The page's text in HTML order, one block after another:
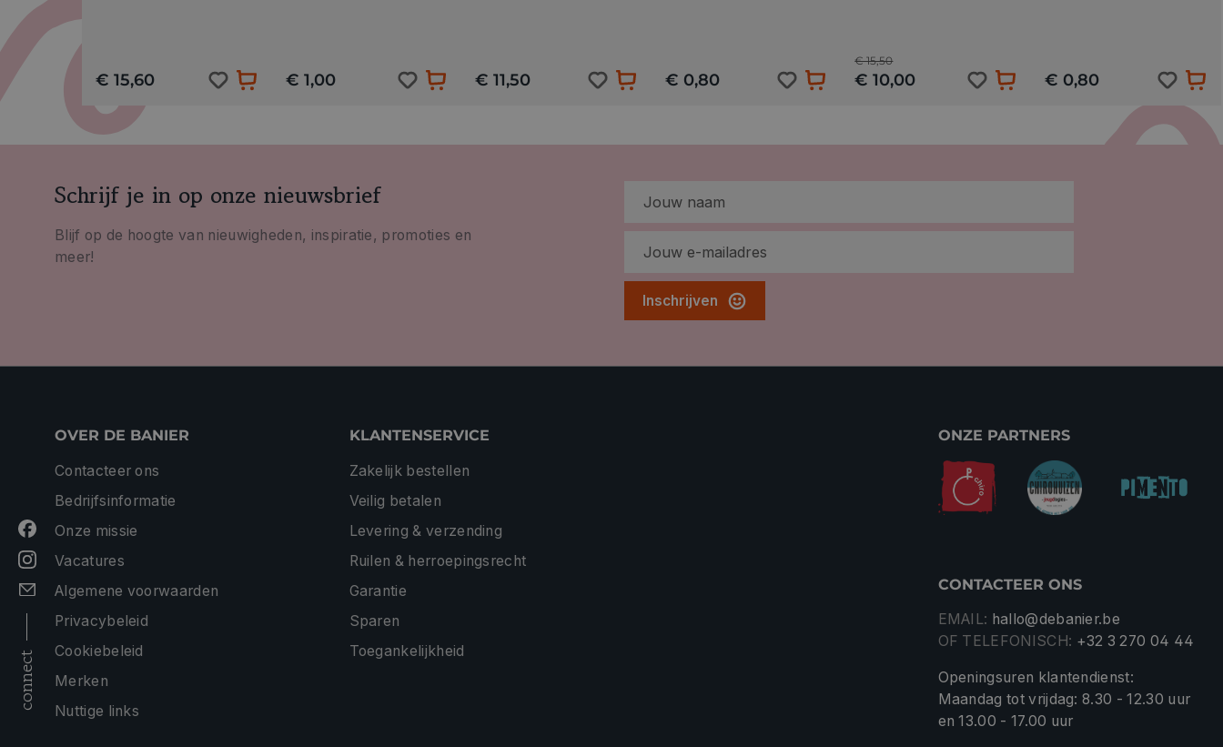
€ 15,60 € 1,00 € 11,50 € 0,80
€ 15,50
€ 10,00 € 0,80
Schrijf je in op onze nieuwsbrief
Blijf op de hoogte van nieuwigheden, inspiratie, promoties en
meer!
Inschrijven
connect
OVER DE BANIER
Contacteer ons
Bedrijfsinformatie
Onze missie
Vacatures
Algemene voorwaarden
Privacybeleid
Cookiebeleid
Merken
Nuttige links
KLANTENSERVICE
Zakelijk bestellen
Veilig betalen
Levering & verzending
Ruilen & herroepingsrecht
Garantie
Sparen
Toegankelijkheid
ONZE PARTNERS
CONTACTEER ONS
EMAIL: hallo@debanier.be
OF TELEFONISCH: +32 3 270 04 44
Openingsuren klantendienst:
Maandag tot vrijdag: 8.30 - 12.30 uur
en 13.00 - 17.00 uur